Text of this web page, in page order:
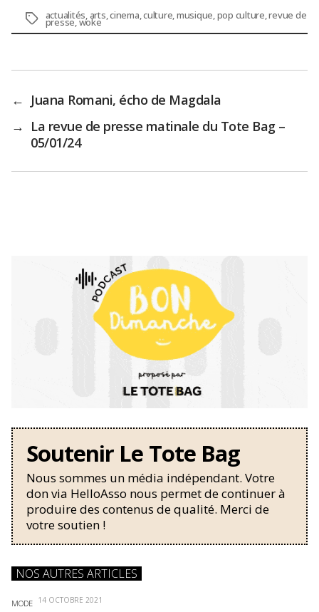
Étiquettes
actualités, arts,cinema,culture,musique,pop culture,revue de
presse,woke
← Juana Romani, écho de Magdala
→ La revue de presse matinale du Tote Bag –
05/01/24
Soutenir Le Tote Bag
Nous sommes un média indépendant. Votre
don via HelloAsso nous permet de continuer à
produire des contenus de qualité. Merci de
votre soutien !
NOS AUTRES ARTICLES
MODE 14 OCTOBRE 2021